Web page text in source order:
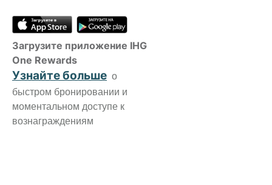
Загрузите приложение IHG
One Rewards
Узнайте больше о
быстром бронировании и
моментальном доступе к
вознаграждениям